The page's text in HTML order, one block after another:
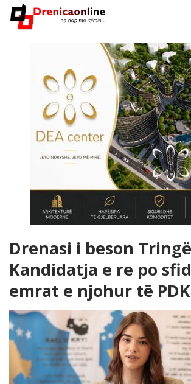
Drenasi i beson
Kandidatja e re po
emrat e njohur të